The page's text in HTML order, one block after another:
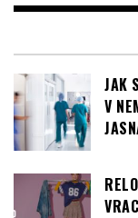
JAK
V